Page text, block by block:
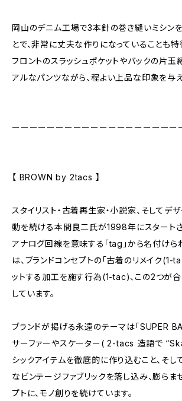
岡山のデニム工場で3本針の巻き縫いミシン
とで、非常に丈夫な作りになっていることも特
フロントのスラッシュポケットやバックの片玉
アルなパンツながら、程よい上品な印象を与え
ーーーーーーーーーーーーーーーーーーー
【 BROWN by 2tacs 】
スタイリスト・古着再生家・小説家、そしてデ
動を続ける本間良二氏が1998年にスタートさ
アナログ回線を意味する「tag」から名付けら
は、ブランドコンセプトの「古着のリメイク(1-
ットする加工を施す行為(1-tac)、この2つが
しています。
ブランドが掲げる永遠のテーマは「SUPER
サーファーやスケーター( 2-tacs 造語で
シックアイテムを徹底的に作り込むこと、そし
なビンテージファブリックを落し込み、膨らま
プトに、モノ創りを続けています。